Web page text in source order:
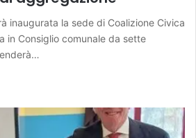
inaugurata la sede di Coalizione Civica
in Consiglio comunale da sette